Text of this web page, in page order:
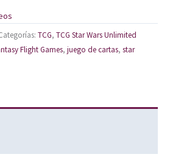
TCG, TCG Star Wars Unlimited
Flight Games, juego de cartas, star